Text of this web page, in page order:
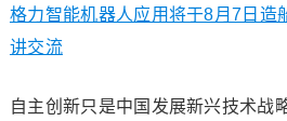
格力智能机器人应用将于8月7日造
讲交流
自主创新只是中国发展新兴技术战